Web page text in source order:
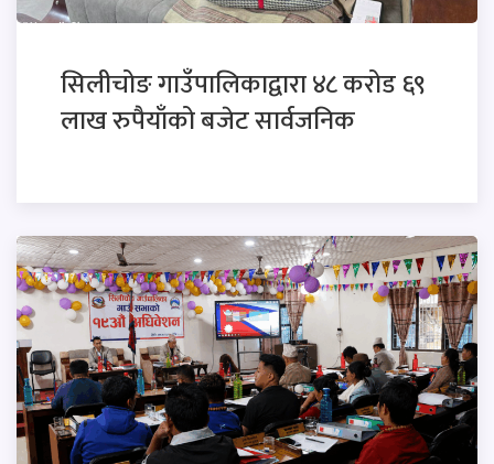
सिलीचोङ गाउँपालिकाद्वारा ४८ करोड ६९
लाख रुपैयाँको बजेट सार्वजनिक